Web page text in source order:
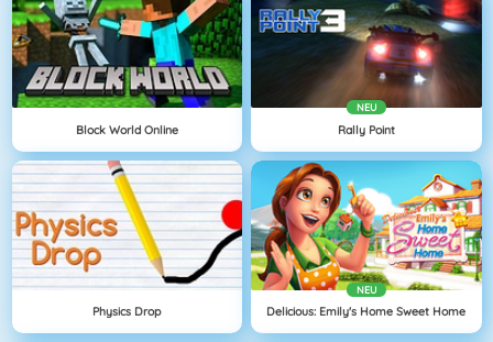
Block World Online
NEU
Rally Point
Physics Drop
NEU
Delicious: Emily's Home Sweet Home